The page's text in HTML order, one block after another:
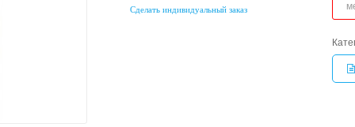
Сделать индивидуальный заказ